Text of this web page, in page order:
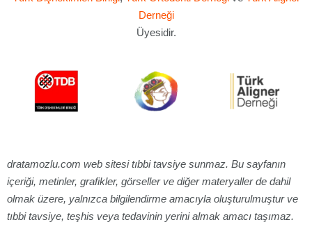
Derneği
Üyesidir.
dratamozlu.com web sitesi tıbbi tavsiye sunmaz. Bu sayfanın
içeriği, metinler, grafikler, görseller ve diğer materyaller de dahil
olmak üzere, yalnızca bilgilendirme amacıyla oluşturulmuştur ve
tıbbi tavsiye, teşhis veya tedavinin yerini almak amacı taşımaz.